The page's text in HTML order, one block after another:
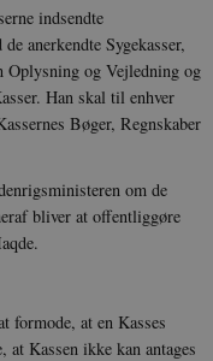
indsendte
anerkendte Sygekasser,
Oplysning og Vejledning og
Han skal til enhver
Bøger, Regn­skaber
om de
bliver at offentliggøre
formode, at en Kasses
at Kassen ikke kan antages